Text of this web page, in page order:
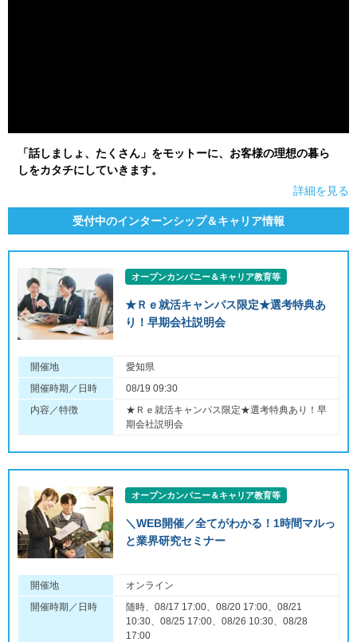
「話しましょ、たくさん」をモットーに、お客様の理想の暮ら
しをカタチにしていきます。
詳細を見る
受付中のインターンシップ＆キャリア情報
オープンカンパニー＆キャリア教育等
★Ｒｅ就活キャンパス限定★選考特典あ
り！早期会社説明会
開催地
愛知県
開催時期／日時
08/19 09:30
内容／特徴
★Ｒｅ就活キャンパス限定★選考特典あり！早
期会社説明会
オープンカンパニー＆キャリア教育等
＼WEB開催／全てがわかる！1時間マルっ
と業界研究セミナー
開催地
オンライン
開催時期／日時
随時、08/17 17:00、08/20 17:00、08/21
10:30、08/25 17:00、08/26 10:30、08/28
17:00